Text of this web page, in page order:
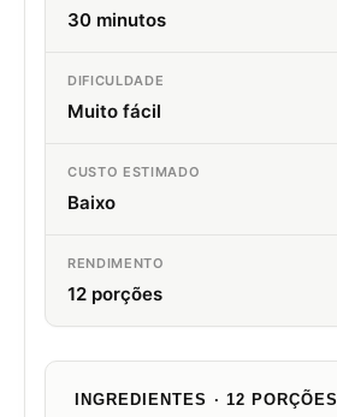
30 minutos
DIFICULDADE
Muito fácil
CUSTO ESTIMADO
Baixo
RENDIMENTO
12 porções
INGREDIENTES · 12 PORÇÕES